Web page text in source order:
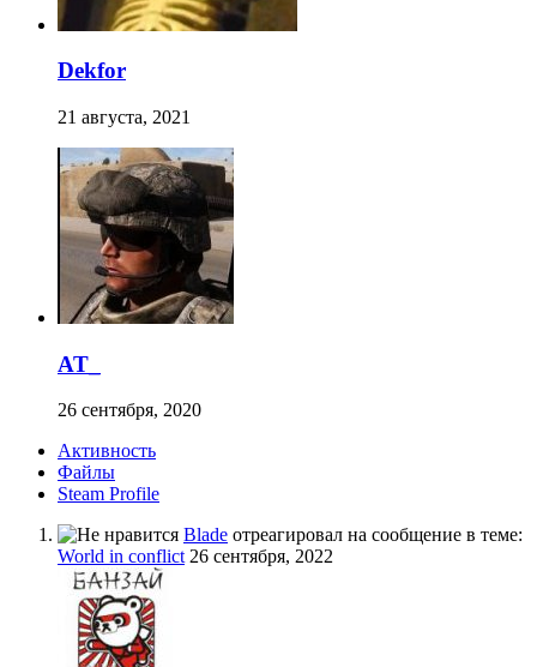
Dekfor
21 августа, 2021
AT_
26 сентября, 2020
Активность
Файлы
Steam Profile
Blade отреагировал на сообщение в теме:
World in conflict 26 сентября, 2022